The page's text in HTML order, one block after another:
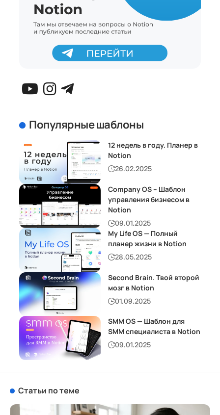
Популярные шаблоны
12 недель в году. Планер в
Notion
26.02.2025
Company OS – Шаблон
управления бизнесом в
Notion
09.01.2025
My Life OS — Полный
планер жизни в Notion
28.05.2025
Second Brain. Твой второй
мозг в Notion
01.09.2025
SMM OS — Шаблон для
SMM специалиста в Notion
09.01.2025
Статьи по теме